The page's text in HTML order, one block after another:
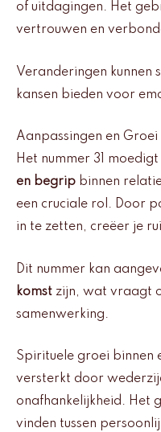
of uitdagingen. Het
vertrouwen en
Veranderingen kunnen
kansen bieden voor
Aanpassingen en
Het nummer 31
en begrip binnen
een cruciale rol. Door
in te zetten, creëer je
Dit nummer kan
komst zijn, wat vraagt
samenwerking.
Spirituele groei binnen
versterkt door
onafhankelijkheid. Het
vinden tussen